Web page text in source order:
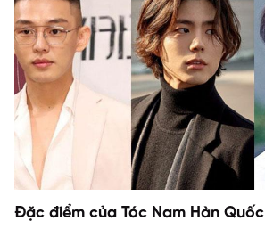
Đặc điểm của Tóc Nam Hàn Quốc